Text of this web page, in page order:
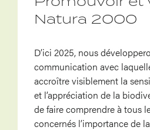
Natura 2000
D’ici 2025, nous
communication avec
accroître visiblement la
et l’appréciation de la
de faire comprendre à tous
concernés l’importance de